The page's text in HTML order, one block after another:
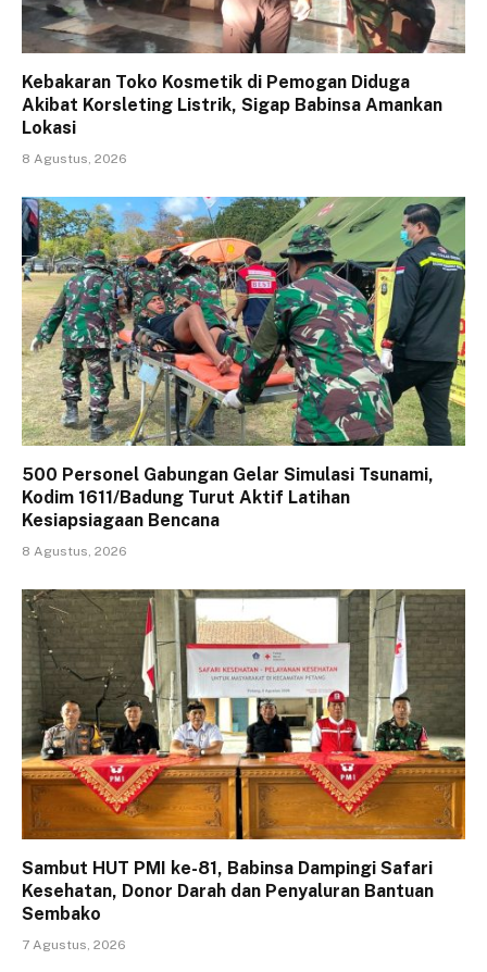
Kebakaran Toko Kosmetik di Pemogan Diduga
Akibat Korsleting Listrik, Sigap Babinsa Amankan
Lokasi
8 Agustus, 2026
500 Personel Gabungan Gelar Simulasi Tsunami,
Kodim 1611/Badung Turut Aktif Latihan
Kesiapsiagaan Bencana
8 Agustus, 2026
Sambut HUT PMI ke-81, Babinsa Dampingi Safari
Kesehatan, Donor Darah dan Penyaluran Bantuan
Sembako
7 Agustus, 2026